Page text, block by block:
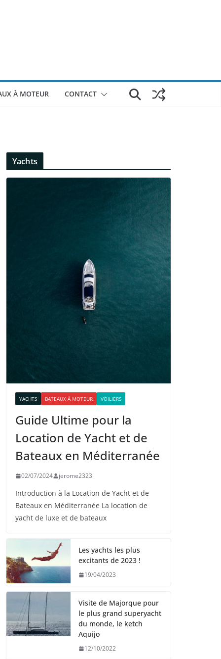
À MOTEUR CONTACT
Yachts
YACHTS BATEAUX À MOTEUR VOILIERS
Guide Ultime pour la
Location de Yacht et de
Bateaux en Méditerranée
02/07/2024 jerome2323
Introduction à la Location de Yacht et de
Bateaux en Méditerranée La location de
yacht de luxe et de bateaux
Les yachts les plus
excitants de 2023 !
19/04/2023
Visite de Majorque pour
le plus grand superyacht
du monde, le ketch
Aquijo
12/10/2022